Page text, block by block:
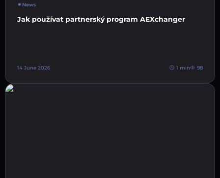
News
Jak používat partnerský program AEXchanger
14 June 2026 1 min 98